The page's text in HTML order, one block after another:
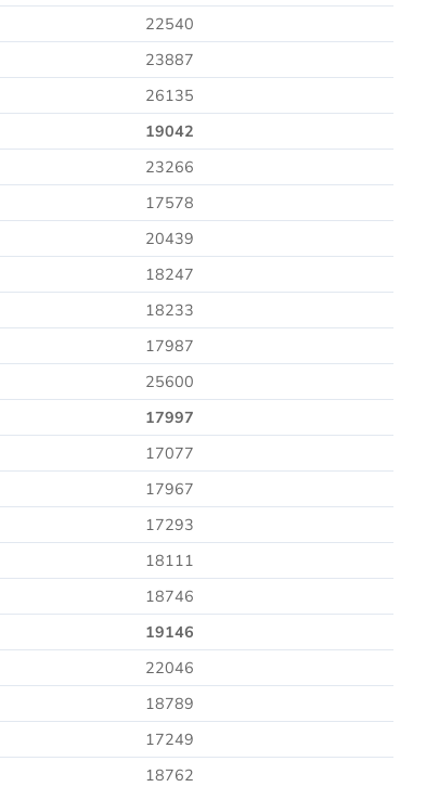
22540
23887
26135
19042
23266
17578
20439
18247
18233
17987
25600
17997
17077
17967
17293
18111
18746
19146
22046
18789
17249
18762